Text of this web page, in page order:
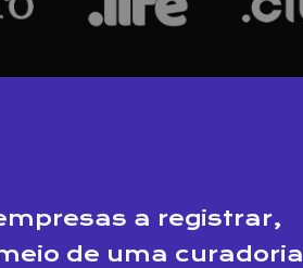
a registrar,
de uma curadoria